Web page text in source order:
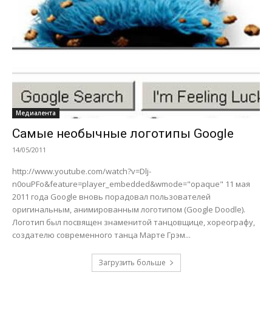
Медиалента
Самые необычные логотипы Google
14/05/2011
http://www.youtube.com/watch?v=Dlj-
n0ouPFo&feature=player_embedded&wmode="opaque" 11 мая
2011 года Google вновь порадовал пользователей
оригинальным, анимированным логотипом (Google Doodle).
Логотип был посвящен знаменитой танцовщице, хореографу,
создателю современного танца Марте Грэм...
Загрузить больше